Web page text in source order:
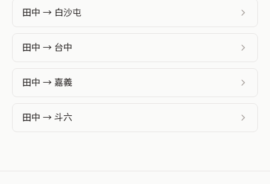
田中 → 白沙屯
田中 → 台中
田中 → 嘉義
田中 → 斗六